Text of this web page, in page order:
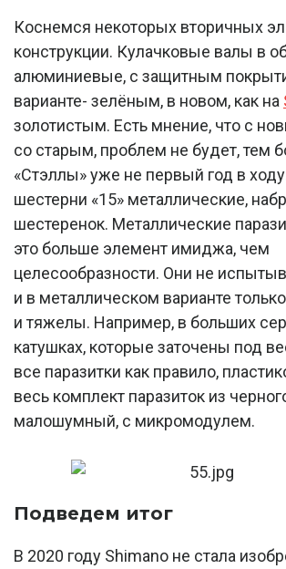
Коснемся некоторых вторичных
конструкции. Кулачковые валы в
алюминиевые, с защитным
варианте- зелёным, в новом, как на
золотистым. Есть мнение, что с
со старым, проблем не будет, тем
«Стэллы» уже не первый год в
шестерни «15» металлические,
шестеренок. Металлические
это больше элемент имиджа, чем
целесообразности. Они не
и в металлическом варианте
и тяжелы. Например, в больших
катушках, которые заточены под
все паразитки как правило,
весь комплект паразиток из
малошумный, с микромодулем.
Подведем итог
В 2020 году Shimano не стала